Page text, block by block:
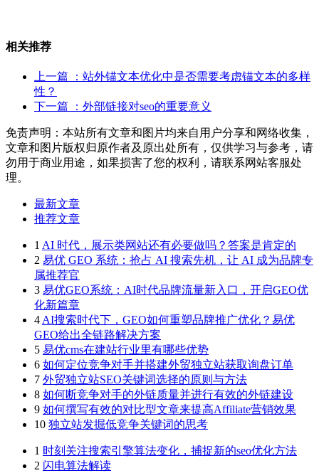
相关推荐
上一篇
：站外锚文本优化中是否需要考虑锚文本的多样
性？
下一篇
：外部链接对seo的重要意义
免责声明：本站所有文章和图片均来自用户分享和网络收集，
文章和图片版权归原作者及原出处所有，仅供学习与参考，请
勿用于商业用途，如果损害了您的权利，请联系网站客服处
理。
最新文章
推荐文章
1 AI 时代，展示类网站还有必要做吗？答案是肯定的
2 易优 GEO 系统：抢占 AI 搜索先机，让 AI 成为品牌专
属推荐官
3 易优GEO系统：AI时代品牌流量新入口，开启GEO优
化新篇章
4 AI搜索时代下，GEO如何重塑品牌推广优化？易优
GEO给出全链路解决方案
5 易优cms在建站行业里有哪些优势
6 如何定位竞争对手并搭建外贸独立站获取询盘订单
7 外贸独立站SEO关键词选择的原则与方法
8 如何断竞争对手的外链质量并进行有效的外链建设
9 如何撰写有效的对比型文章来提高Affiliate营销效果
10 独立站发掘低竞争关键词的思考
1 时刻关注搜索引擎算法变化，捕捉新的seo优化方法
2 闪电算法解读